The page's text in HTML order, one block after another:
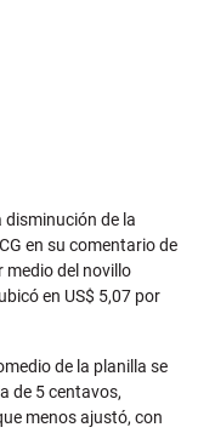
disminución de la
en su comentario de
medio del novillo
en US$ 5,07 por
de la planilla se
de 5 centavos,
menos ajustó, con